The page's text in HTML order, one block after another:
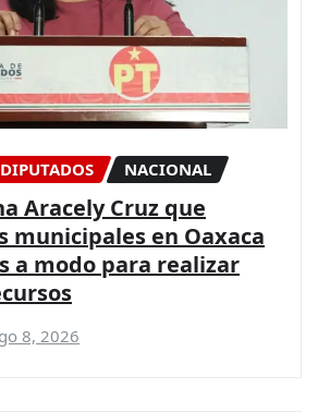
DIPUTADOS NACIONAL
Aracely Cruz que
municipales en Oaxaca
a modo para realizar
8, 2026